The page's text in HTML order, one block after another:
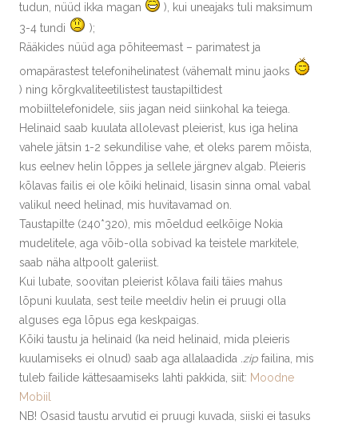
tudun, nüüd ikka magan
), kui uneajaks tuli maksimum
3-4 tundi
);
Rääkides nüüd aga põhiteemast – parimatest ja
omapärastest telefonihelinatest (vähemalt minu jaoks
) ning kõrgkvaliteetilistest taustapiltidest
mobiiltelefonidele, siis jagan neid siinkohal ka teiega.
Helinaid saab kuulata allolevast pleierist, kus iga helina
vahele jätsin 1-2 sekundilise vahe, et oleks parem mõista,
kus eelnev helin lõppes ja sellele järgnev algab. Pleieris
kõlavas failis ei ole kõiki helinaid, lisasin sinna omal vabal
valikul need helinad, mis huvitavamad on.
Taustapilte (240*320), mis mõeldud eelkõige Nokia
mudelitele, aga võib-olla sobivad ka teistele markitele,
saab näha altpoolt galeriist.
Kui lubate, soovitan pleierist kõlava faili täies mahus
lõpuni kuulata, sest teile meeldiv helin ei pruugi olla
alguses ega lõpus ega keskpaigas.
Kõiki taustu ja helinaid (ka neid helinaid, mida pleieris
kuulamiseks ei olnud) saab aga allalaadida .zip failina, mis
tuleb failide kättesaamiseks lahti pakkida, siit: Moodne
Mobiil
NB! Osasid taustu arvutid ei pruugi kuvada, siiski ei tasuks